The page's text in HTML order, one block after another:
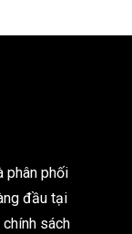
phân phối
đầu tại
chính sách